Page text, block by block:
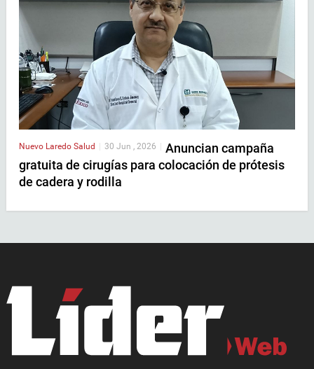
Nuevo Laredo Salud 30 Jun , 2026
Anuncian campaña
gratuita de cirugías para colocación de prótesis
de cadera y rodilla